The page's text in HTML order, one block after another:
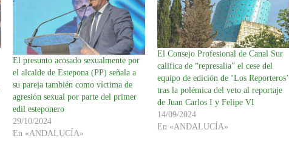
El presunto acosado sexualmente por
el alcalde de Estepona (PP) señala a
su pareja también como víctima de
agresión sexual por parte del primer
edil esteponero
29/10/2024
En «ANDALUCÍA»
El Consejo Profesional de Canal Sur
califica de “represalia” el cese del
equipo de edición de ‘Los Reporteros’
tras la polémica del veto al reportaje
de Juan Carlos I y Felipe VI
14/09/2024
En «ANDALUCÍA»